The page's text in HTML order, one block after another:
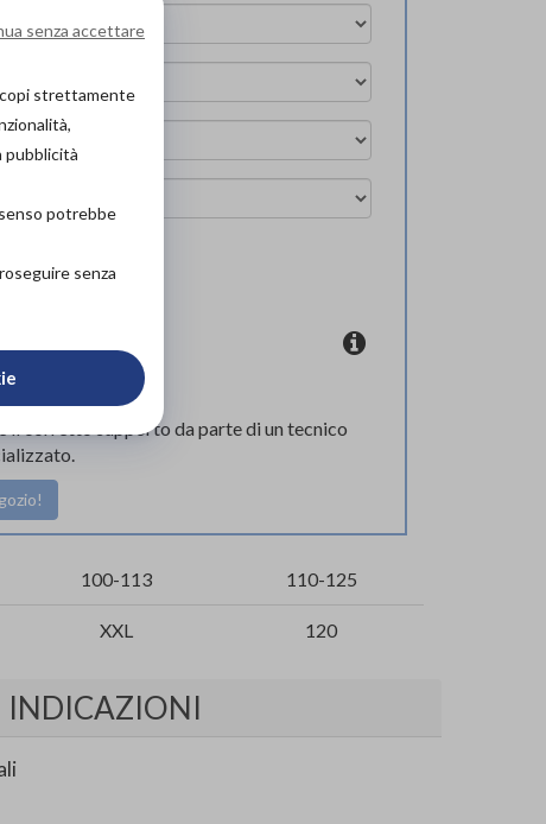
in negozio
il corretto supporto da parte di un tecnico
100-113 110-125
XXL 120
INDICAZIONI
senza accettare
strettamente
pubblicità
potrebbe
senza